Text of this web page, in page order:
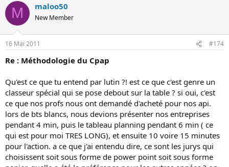
M maloo50
New Member
16 Mai 2011 #174
Re : Méthodologie du Cpap
Qu'est ce que tu entend par lutin ?! est ce que c'est genre un
classeur spécial qui se pose debout sur la table ? si oui, c'est
ce que nos profs nous ont demandé d'acheté pour nos api.
lors de bts blancs, nous devions présenter nos entreprises
pendant 4 min, puis le tableau planning pendant 6 min ( ce
qui est pour moi TRES LONG), et ensuite 10 voire 15 minutes
pour l'action. a ce que j'ai entendu dire, ce sont les jurys qui
choisissent soit sous forme de power point soit sous forme